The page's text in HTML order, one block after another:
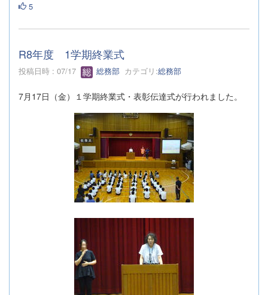
5
R8年度 1学期終業式
投稿日時 : 07/17 総務部 カテゴリ:総務部
7月17日（金）１学期終業式・表彰伝達式が行われました。